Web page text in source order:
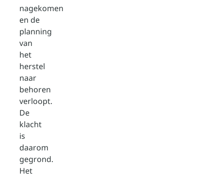
nagekomen
en de
planning
van
het
herstel
naar
behoren
verloopt.
De
klacht
is
daarom
gegrond.
Het